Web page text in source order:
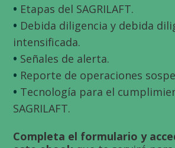
• Etapas del SAGRILAFT.
• Debida diligencia y debida
intensificada.
• Señales de alerta.
• Reporte de operaciones
• Tecnología para el
SAGRILAFT.
Completa el formulario y